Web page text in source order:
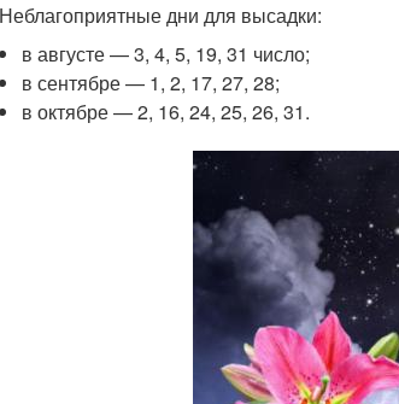
Неблагоприятные дни для высадки:
в августе — 3, 4, 5, 19, 31 число;
в сентябре — 1, 2, 17, 27, 28;
в октябре — 2, 16, 24, 25, 26, 31.